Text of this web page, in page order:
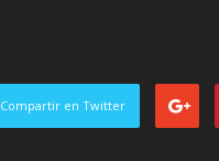
Compartir en Twitter